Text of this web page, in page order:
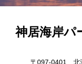
神居海岸
〒097-0401 北